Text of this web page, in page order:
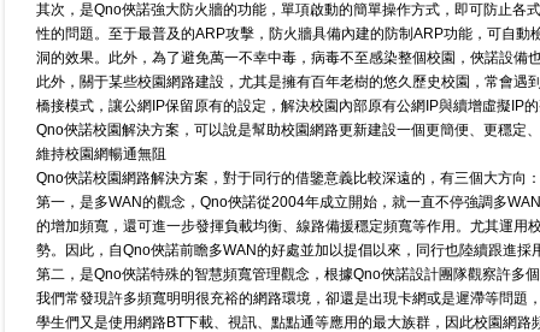
其次，是Qno俠諾強大防火牆的功能，單項啟動的簡單操作方式，即可防止
性的問題。至于最普及的ARP攻擊，防火牆具備內建的防制ARP功能，可自
洞的效果。此外，為了避免萬一不幸中毒，病毒不至感染整個校園，俠諾設備
此外，關于某些校園網路建設，尤其是擁有百年老樹的悠久歷史校園，常會
橋接模式，讓公網IP保留原有的設定，解決校園內部原有公網IP與續增虛擬IP
Qno俠諾校園解決方案，可以說是幫助校園網路更新建設一個更簡便、更穩定
維持校園網暢通無阻
Qno俠諾校園網路解決方案，對于同行的借鑒意義比較深遠的，有三個大方向：
第一，是多WAN的觀念，Qno俠諾從2004年成立開始，就一直不停強調多
的增加頻寬，還可進一步發揮負載均衡、線路備援穩定頻寬等作用。尤其運
勢。因此，自Qno俠諾前瞻多WAN的好處並加以提倡以來，同行也陸續跟進採
第二，是Qno俠諾特殊的智慧頻寬管理觀念，根據Qno俠諾設計團隊觀察許多
我們常發現許多頻寬明明很充裕的網路環境，卻還是出現卡網或是遲滯等問
學生們又是使用網路BT下載、視訊、點點通等應用的最大族群，因此校園網